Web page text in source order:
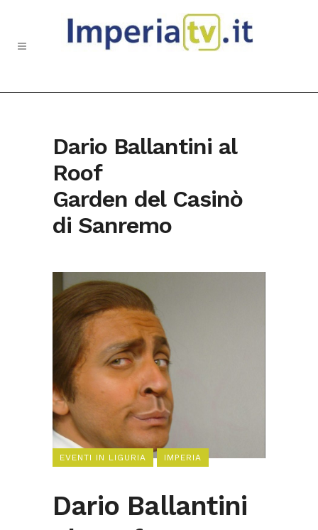
Dario Ballantini al
Roof
Garden del Casinò
di Sanremo
EVENTI IN LIGURIA IMPERIA
Dario Ballantini